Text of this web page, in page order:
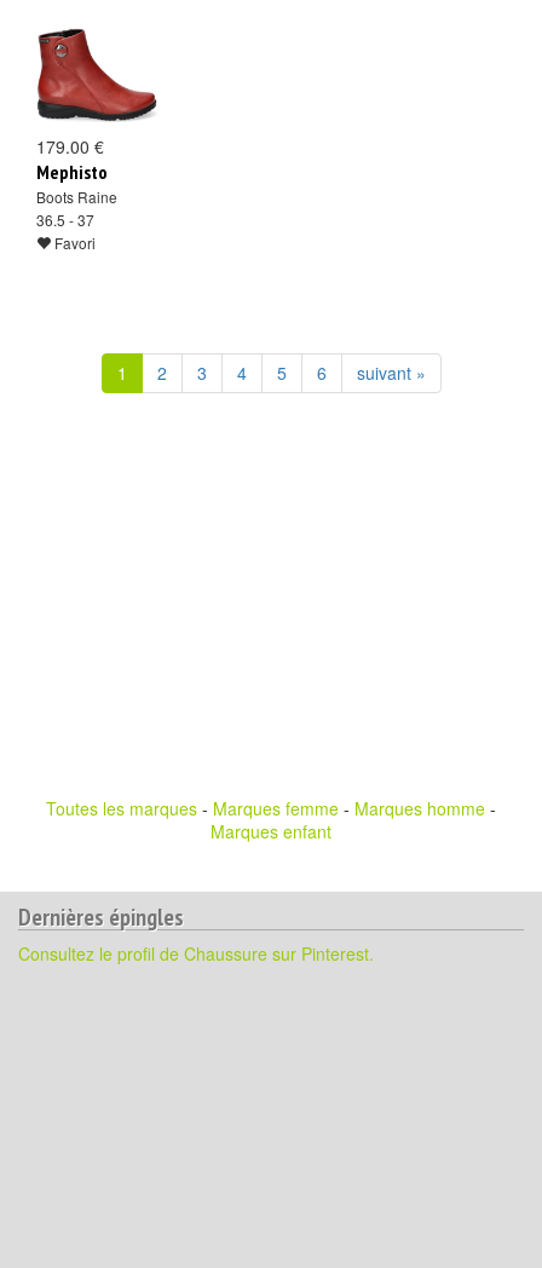
179.00 €
Mephisto
Boots Raine
36.5 - 37
Favori
1 2 3 4 5 6 suivant »
Toutes les marques - Marques femme - Marques homme -
Marques enfant
Dernières épingles
Consultez le profil de Chaussure sur Pinterest.